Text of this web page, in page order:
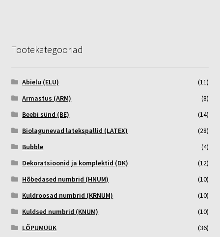
Tootekategooriad
Abielu (ELU)
(11)
Armastus (ARM)
(8)
Beebi sünd (BE)
(14)
Biolagunevad latekspallid (LATEX)
(28)
Bubble
(4)
Dekoratsioonid ja komplektid (DK)
(12)
Hõbedased numbrid (HNUM)
(10)
Kuldroosad numbrid (KRNUM)
(10)
Kuldsed numbrid (KNUM)
(10)
LÕPUMÜÜK
(36)